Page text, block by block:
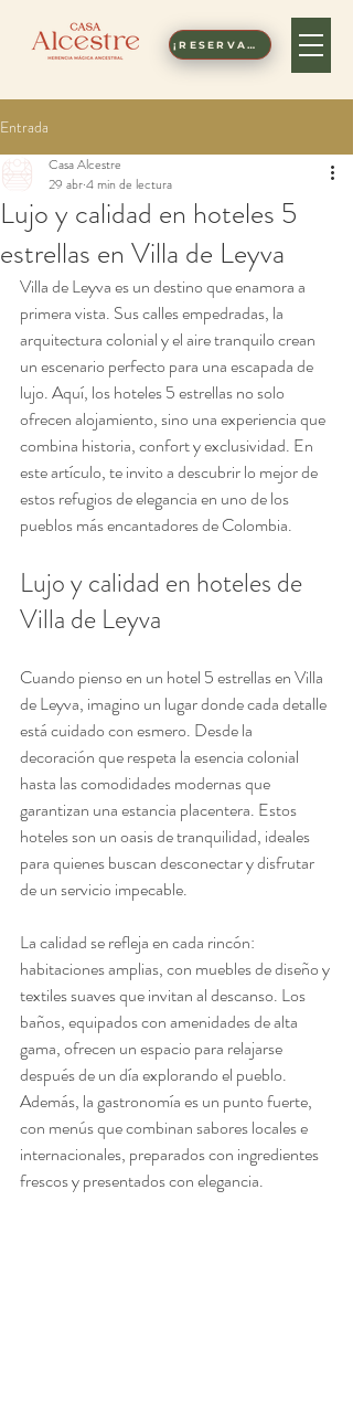
¡RESERVAR!
Entrada
Lujo y calidad en hoteles 5
estrellas en Villa de Leyva
Casa Alcestre
29 abr4 min de lectura
Villa de Leyva es un destino que enamora a
primera vista. Sus calles empedradas, la
arquitectura colonial y el aire tranquilo crean
un escenario perfecto para una escapada de
lujo. Aquí, los hoteles 5 estrellas no solo
ofrecen alojamiento, sino una experiencia que
combina historia, confort y exclusividad. En
este artículo, te invito a descubrir lo mejor de
estos refugios de elegancia en uno de los
pueblos más encantadores de Colombia.
Lujo y calidad en hoteles de
Villa de Leyva
Cuando pienso en un hotel 5 estrellas en Villa
de Leyva, imagino un lugar donde cada detalle
está cuidado con esmero. Desde la
decoración que respeta la esencia colonial
hasta las comodidades modernas que
garantizan una estancia placentera. Estos
hoteles son un oasis de tranquilidad, ideales
para quienes buscan desconectar y disfrutar
de un servicio impecable.
La calidad se refleja en cada rincón:
habitaciones amplias, con muebles de diseño y
textiles suaves que invitan al descanso. Los
baños, equipados con amenidades de alta
gama, ofrecen un espacio para relajarse
después de un día explorando el pueblo.
Además, la gastronomía es un punto fuerte,
con menús que combinan sabores locales e
internacionales, preparados con ingredientes
frescos y presentados con elegancia.